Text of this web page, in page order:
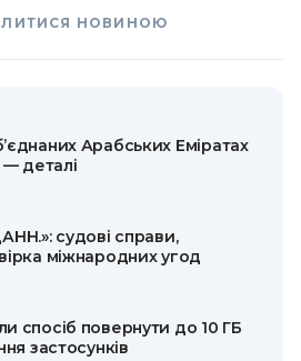
НОВИНОЮ
Арабських Еміратах
— деталі
судові справи,
міжнародних угод
спосіб повернути до 10 ГБ
застосунків